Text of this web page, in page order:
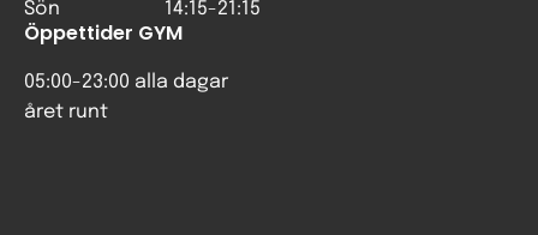
Sön
14:15-21:15
Öppettider GYM
05:00-23:00 alla dagar
året runt